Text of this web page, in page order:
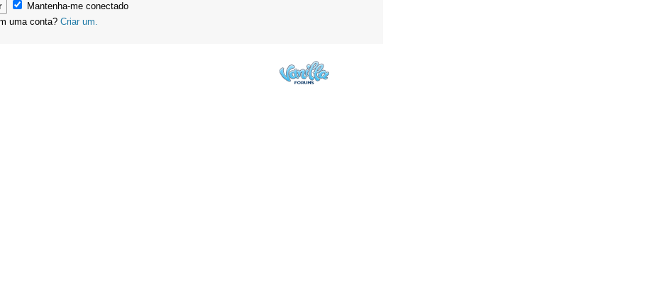
Mantenha-me conectado
uma conta? Criar um.